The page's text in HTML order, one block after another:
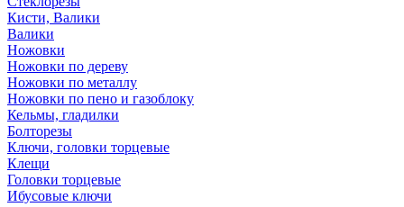
Кисти, Валики
Валики
Ножовки
Ножовки по дереву
Ножовки по металлу
Ножовки по пено и газоблоку
Кельмы, гладилки
Болторезы
Ключи, головки торцевые
Клещи
Головки торцевые
Ибусовые ключи